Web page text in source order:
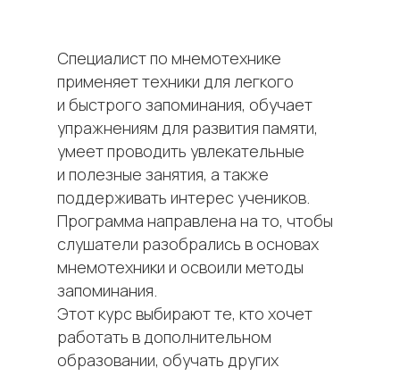
Специалист по мнемотехнике
применяет техники для легкого
и быстрого запоминания, обучает
упражнениям для развития памяти,
умеет проводить увлекательные
и полезные занятия, а также
поддерживать интерес учеников.
Программа направлена на то, чтобы
слушатели разобрались в основах
мнемотехники и освоили методы
запоминания.
Этот курс выбирают те, кто хочет
работать в дополнительном
образовании, обучать других